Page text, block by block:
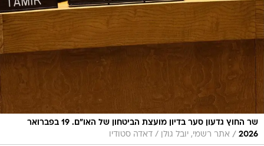
שר החוץ גדעון סער בדיון מועצת הביטחון של האו״ם. 19 בפברואר
2026
/ אתר רשמי, יובל גולן / דאדה סטודיו